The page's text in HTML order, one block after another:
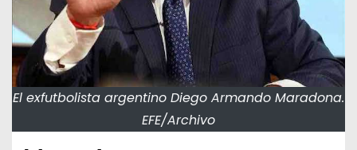
El exfutbolista argentino Diego Armando Maradona.
EFE/Archivo